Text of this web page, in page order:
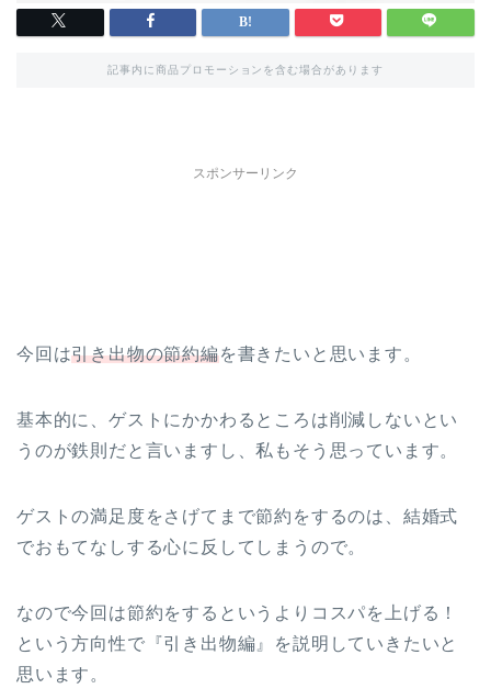
記事内に商品プロモーションを含む場合があります
スポンサーリンク
今回は引き出物の節約編を書きたいと思います。
基本的に、ゲストにかかわるところは削減しないとい
うのが鉄則だと言いますし、私もそう思っています。
ゲストの満足度をさげてまで節約をするのは、結婚式
でおもてなしする心に反してしまうので。
なので今回は節約をするというよりコスパを上げる！
という方向性で『引き出物編』を説明していきたいと
思います。